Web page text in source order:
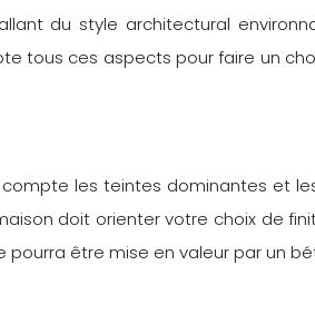
du style architectural
tous ces aspects pour faire un
les teintes dominantes et
doit orienter votre choix de
être mise en valeur par un